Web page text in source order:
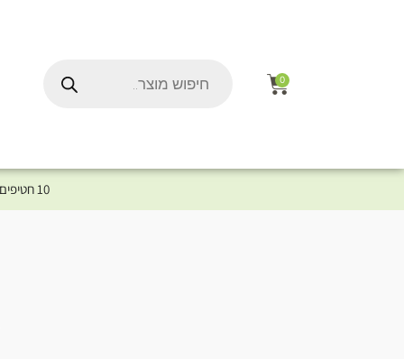
0
10 חטיפים במתנה לכלב שלך ברכישת מוצר מקטגוריית המומלצים ⤎ לחצו כאן למוצרים המומלצים לכלב